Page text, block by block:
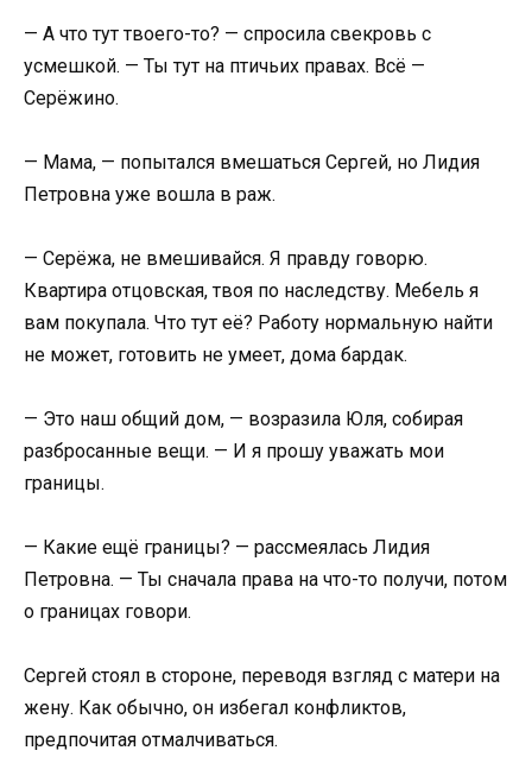
— А что тут твоего-то? — спросила свекровь с
усмешкой. — Ты тут на птичьих правах. Всё —
Серёжино.
— Мама, — попытался вмешаться Сергей, но Лидия
Петровна уже вошла в раж.
— Серёжа, не вмешивайся. Я правду говорю.
Квартира отцовская, твоя по наследству. Мебель я
вам покупала. Что тут её? Работу нормальную найти
не может, готовить не умеет, дома бардак.
— Это наш общий дом, — возразила Юля, собирая
разбросанные вещи. — И я прошу уважать мои
границы.
— Какие ещё границы? — рассмеялась Лидия
Петровна. — Ты сначала права на что-то получи, потом
о границах говори.
Сергей стоял в стороне, переводя взгляд с матери на
жену. Как обычно, он избегал конфликтов,
предпочитая отмалчиваться.